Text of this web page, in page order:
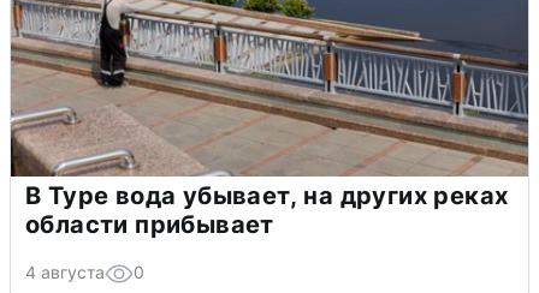
В Туре вода убывает, на других реках
области прибывает
4 августа 0